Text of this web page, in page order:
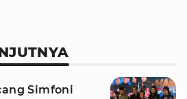
Simfoni